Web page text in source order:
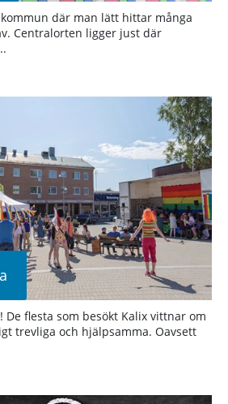
där man lätt hittar många
Centralorten ligger just där
flesta som besökt Kalix vittnar om
trevliga och hjälpsamma. Oavsett